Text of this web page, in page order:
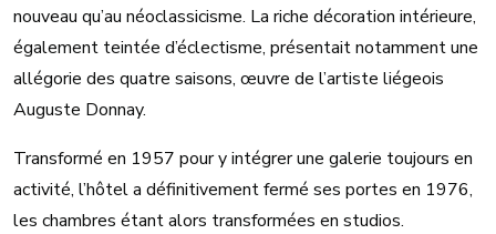
nouveau qu’au néoclassicisme. La riche décoration intérieure,
également teintée d’éclectisme, présentait notamment une
allégorie des quatre saisons, œuvre de l’artiste liégeois
Auguste Donnay.
Transformé en 1957 pour y intégrer une galerie toujours en
activité, l’hôtel a définitivement fermé ses portes en 1976,
les chambres étant alors transformées en studios.